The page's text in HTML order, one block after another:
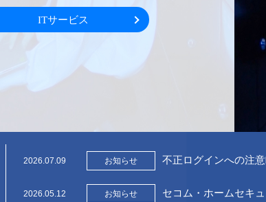
ITサービス
2026.07.09 お知らせ 不正ログインへの注
2026.05.12 お知らせ セコム・ホームセキ